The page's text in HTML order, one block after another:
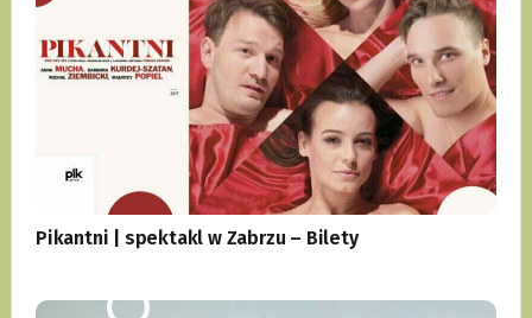
Pikantni | spektakl w Zabrzu – Bilety